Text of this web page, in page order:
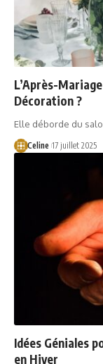
L’Après-
Décoration ?
Elle déborde du
Celine 17 juillet 2025
Idées Géniales
en Hiver